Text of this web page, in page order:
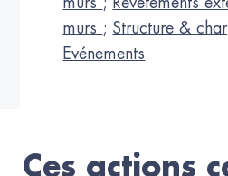
murs ; Structure &
Evénements
Ces actions